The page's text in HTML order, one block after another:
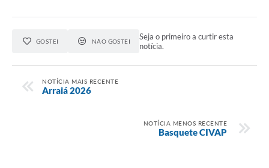
GOSTEI NÃO GOSTEI
Seja o primeiro a curtir esta
notícia.
NOTÍCIA MAIS RECENTE
Arraiá 2026
NOTÍCIA MENOS RECENTE
Basquete CIVAP